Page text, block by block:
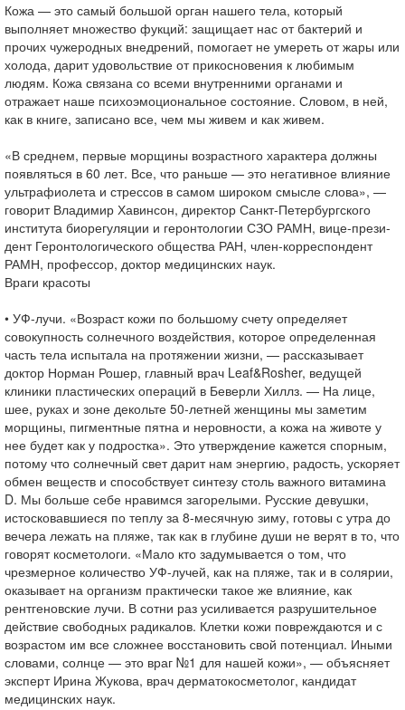
Кожа — это самый большой орган нашего тела, который
выполняет множество фукций: защищает нас от бактерий и
прочих чужеродных внедрений, помогает не умереть от жары или
холода, дарит удовольствие от прикосновения к любимым
людям. Кожа связана со всеми внутренними органами и
отражает наше психоэмоциональное состояние. Словом, в ней,
как в книге, записано все, чем мы живем и как живем.
«В среднем, первые морщины возрастного характера должны
появляться в 60 лет. Все, что раньше — это негативное влияние
ультрафиолета и стрессов в самом широком смысле слова», —
говорит Владимир Хавинсон, директор Санкт-Пе­тербургского
института биорегуляции и геронто­логии СЗО РАМН, вице-прези­
дент Геронтологического общества РАН, член-корреспон­дент
РАМН, профессор, доктор медицинских наук.
Враги красоты
• УФ-лучи. «Возраст кожи по большому счету определяет
совокупность солнечного воздействия, которое определенная
часть тела испытала на протяжении жизни, — рассказывает
доктор Норман Рошер, главный врач Leaf&Rosher, ведущей
клиники пластических операций в Беверли Хиллз. — На лице,
шее, руках и зоне декольте 50-летней женщины мы заметим
морщины, пигментные пятна и неровности, а кожа на животе у
нее будет как у подростка». Это утверждение кажется спорным,
потому что солнечный свет дарит нам энергию, радость, ускоряет
обмен веществ и способствует синтезу столь важного витамина
D. Мы больше себе нравимся загорелыми. Русские девушки,
истосковавшиеся по теплу за 8-месячную зиму, готовы с утра до
вечера лежать на пляже, так как в глубине души не верят в то, что
говорят косметологи. «Мало кто задумывается о том, что
чрезмерное количество УФ-лучей, как на пляже, так и в солярии,
оказывает на организм практически такое же влияние, как
рентгеновские лучи. В сотни раз усиливается разрушительное
действие свободных радикалов. Клетки кожи повреждаются и с
возрастом им все сложнее восстановить свой потенциал. Иными
словами, солнце — это враг №1 для нашей кожи», — объясняет
эксперт Ирина Жукова, врач дерматокосметолог, кандидат
медицинских наук.